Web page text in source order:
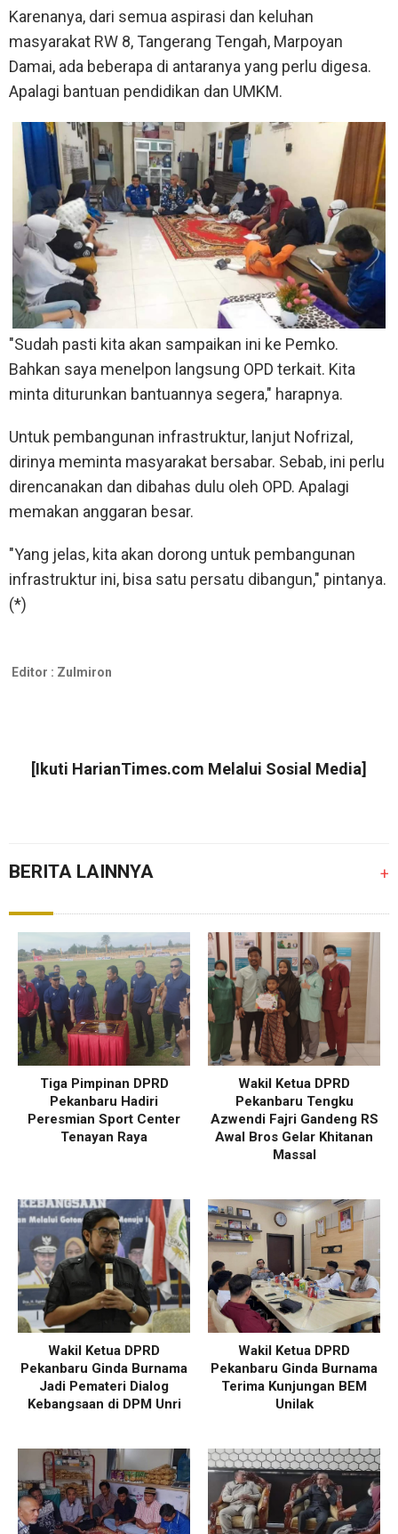
Karenanya, dari semua aspirasi dan keluhan
masyarakat RW 8, Tangerang Tengah, Marpoyan
Damai, ada beberapa di antaranya yang perlu digesa.
Apalagi bantuan pendidikan dan UMKM.
"Sudah pasti kita akan sampaikan ini ke Pemko.
Bahkan saya menelpon langsung OPD terkait. Kita
minta diturunkan bantuannya segera," harapnya.
Untuk pembangunan infrastruktur, lanjut Nofrizal,
dirinya meminta masyarakat bersabar. Sebab, ini perlu
direncanakan dan dibahas dulu oleh OPD. Apalagi
memakan anggaran besar.
"Yang jelas, kita akan dorong untuk pembangunan
infrastruktur ini, bisa satu persatu dibangun," pintanya.
(*)
Editor : Zulmiron
[Ikuti HarianTimes.com Melalui Sosial Media]
BERITA LAINNYA +
Tiga Pimpinan DPRD
Pekanbaru Hadiri
Peresmian Sport Center
Tenayan Raya
Wakil Ketua DPRD
Pekanbaru Tengku
Azwendi Fajri Gandeng RS
Awal Bros Gelar Khitanan
Massal
Wakil Ketua DPRD
Pekanbaru Ginda Burnama
Jadi Pemateri Dialog
Kebangsaan di DPM Unri
Wakil Ketua DPRD
Pekanbaru Ginda Burnama
Terima Kunjungan BEM
Unilak